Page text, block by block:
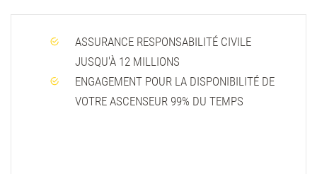
ASSURANCE RESPONSABILITÉ CIVILE
JUSQU'À 12 MILLIONS
ENGAGEMENT POUR LA DISPONIBILITÉ DE
VOTRE ASCENSEUR 99% DU TEMPS